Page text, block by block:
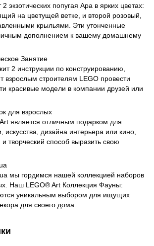
экзотических попугая Ара в ярких цветах:
на цветущей ветке, и второй розовый,
крыльями. Эти утонченные
дополнением к вашему домашнему
Занятие
2 инструкции по конструированию,
взрослым строителям LEGO провести
красивые модели в компании друзей или
для взрослых
является отличным подарком для
дизайна интерьера или кино,
творческий способ выразить свою
мы гордимся нашей коллекцией наборов
Наш LEGO® Art Коллекция Фауны:
уникальным выбором для ищущих
для своего дома.